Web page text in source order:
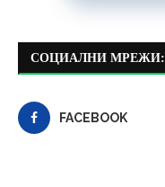
СОЦИАЛНИ МРЕЖИ:
FACEBOOK